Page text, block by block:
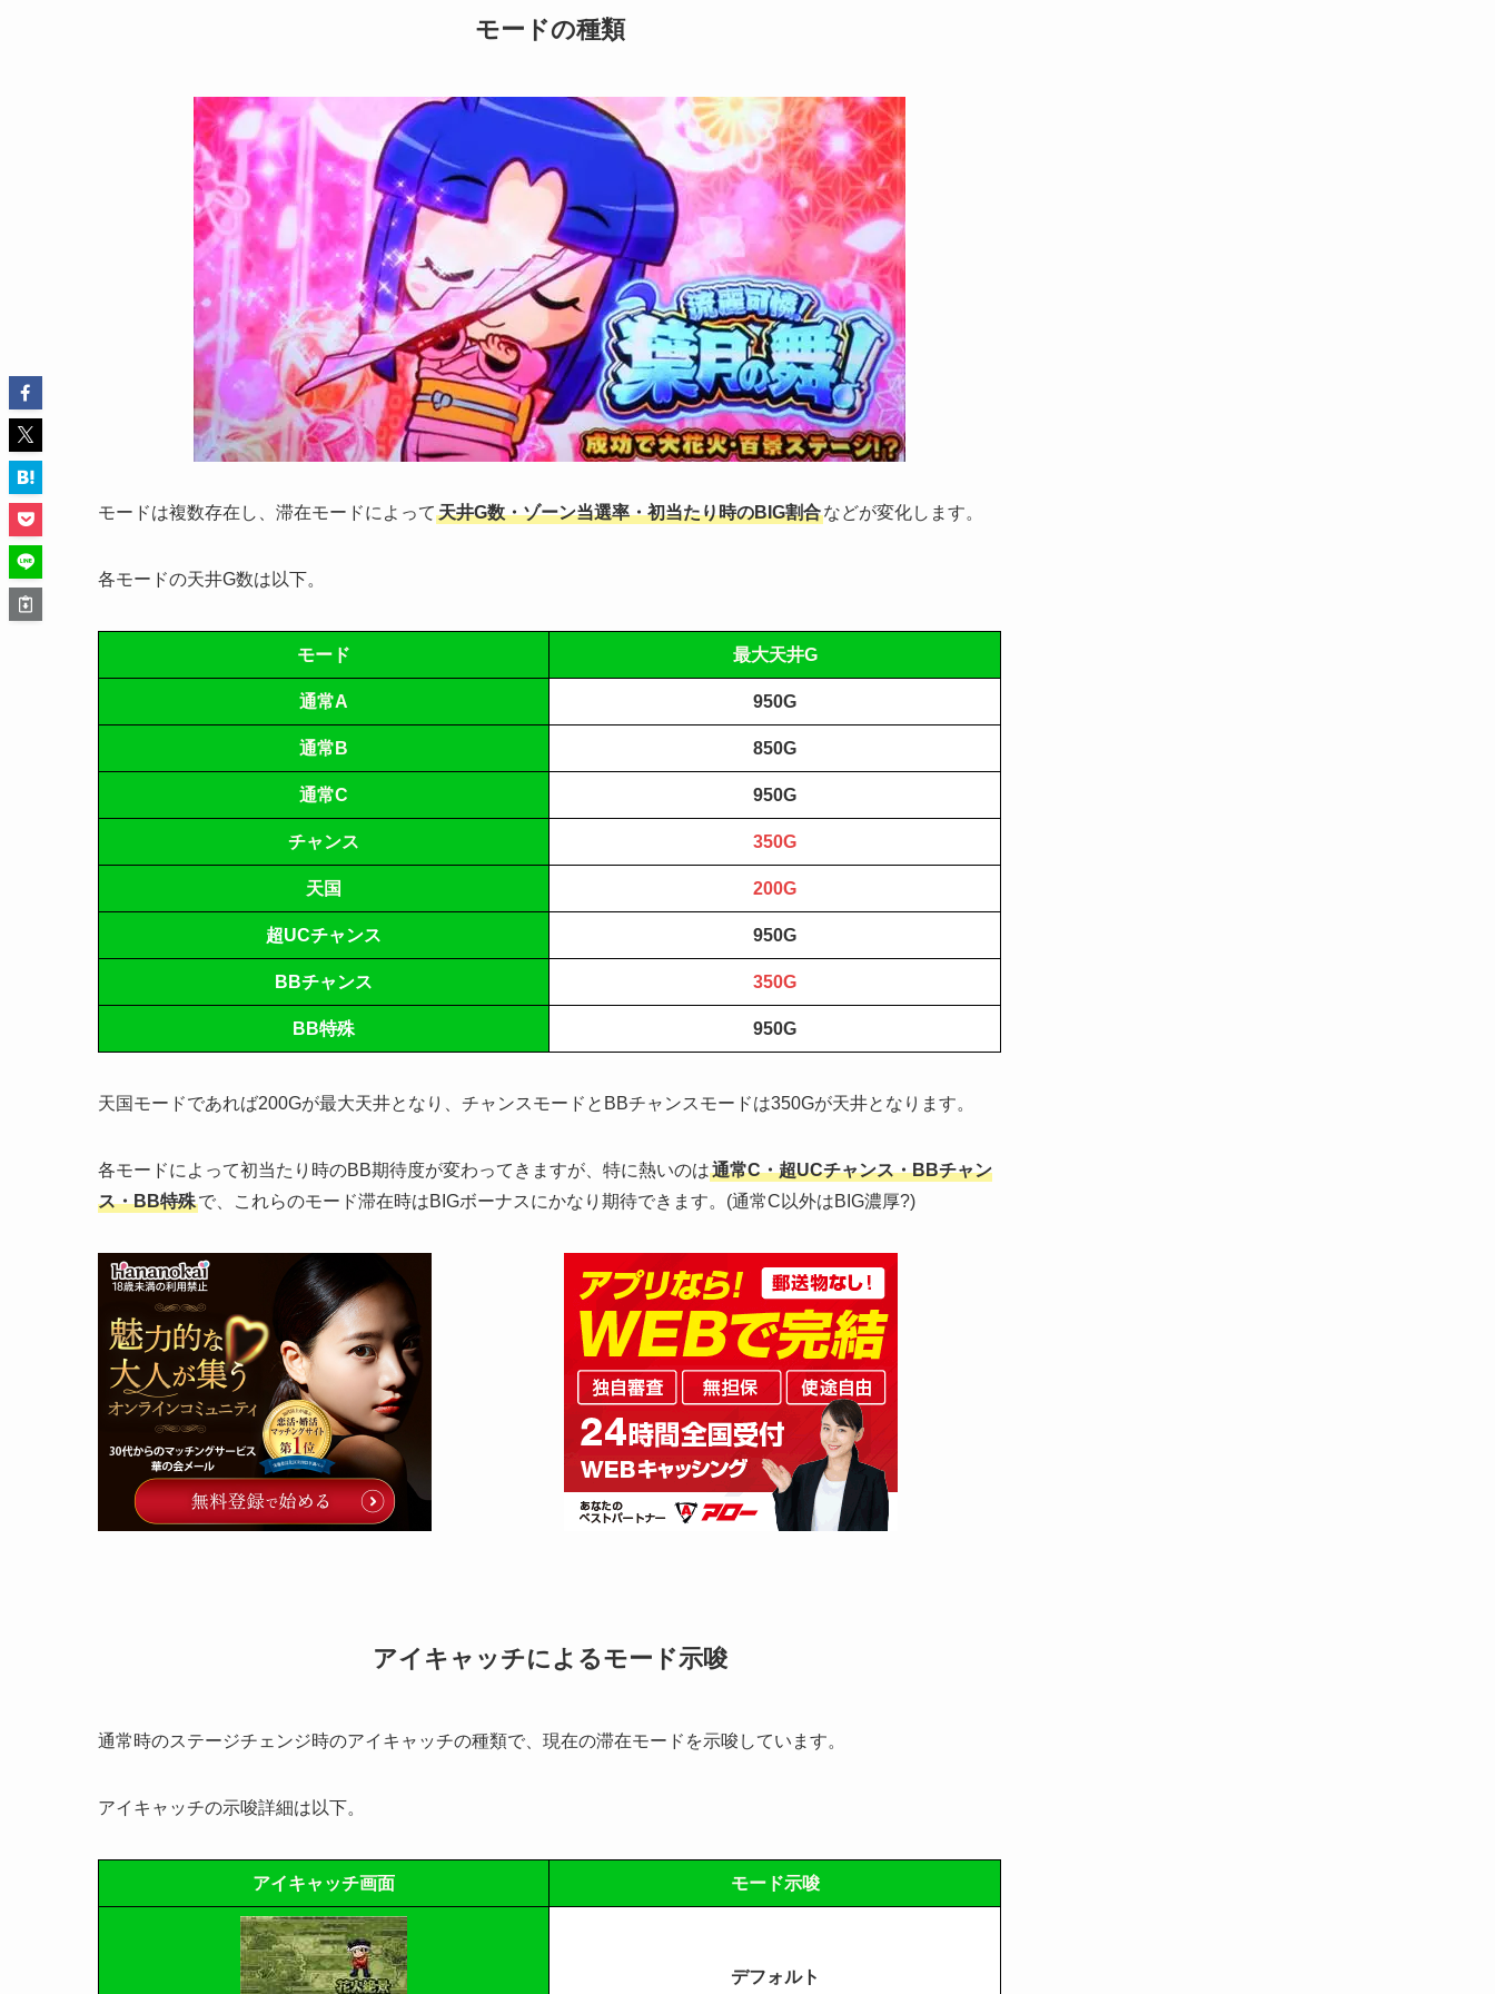
モードの種類
モードは複数存在し、滞在モードによって 天井G数・ゾーン当選率・初当たり時のBIG割合などが変化します。
各モードの天井G数は以下。
モード 最大天井G
通常A 950G
通常B 850G
通常C 950G
チャンス 350G
天国 200G
超UCチャンス 950G
BBチャンス 350G
BB特殊 950G
天国モードであれば200Gが最大天井となり、チャンスモードとBBチャンスモードは350Gが天井となります。
各モードによって初当たり時のBB期待度が変わってきますが、特に熱いのは通常C・超UCチャンス・BBチャン
ス・BB特殊で、これらのモード滞在時はBIGボーナスにかなり期待できます。(通常C以外はBIG濃厚?)
アイキャッチによるモード示唆
通常時のステージチェンジ時のアイキャッチの種類で、現在の滞在モードを示唆しています。
アイキャッチの示唆詳細は以下。
アイキャッチ画面 モード示唆
デフォルト